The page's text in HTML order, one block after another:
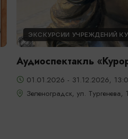
ЭКСКУРСИИ УЧРЕЖДЕНИЙ
Аудиоспектакль
01.01.2026 - 31.12.2026,
Зеленоградск, ул. Тургенева,